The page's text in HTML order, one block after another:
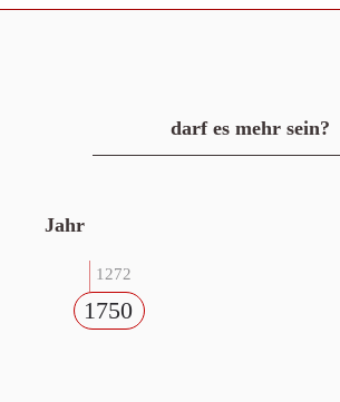
darf es mehr sein?
Jahr
1272
1750